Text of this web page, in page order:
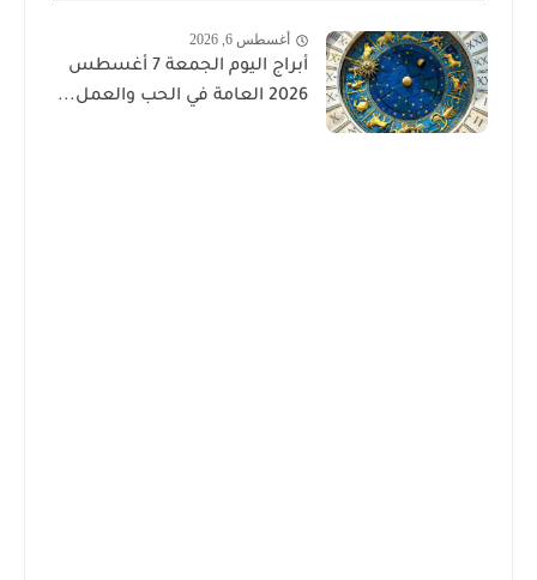
أغسطس 6, 2026
أبراج اليوم الجمعة 7 أغسطس
2026 العامة في الحب والعمل...